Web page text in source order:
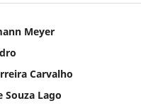
Meyer
Carvalho
Souza Lago